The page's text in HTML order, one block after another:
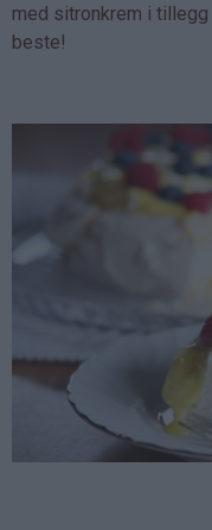
med sitronkrem i
beste!